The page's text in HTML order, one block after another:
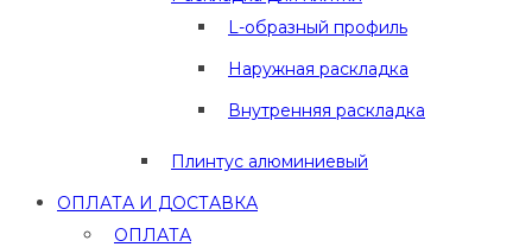
L-образный профиль
Наружная раскладка
Внутренняя раскладка
Плинтус алюминиевый
ОПЛАТА И ДОСТАВКА
ОПЛАТА